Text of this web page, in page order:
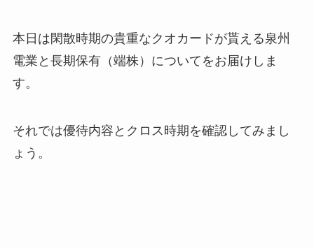
本日は閑散時期の貴重なクオカードが貰える泉州
電業と長期保有（端株）についてをお届けしま
す。
それでは優待内容とクロス時期を確認してみまし
ょう。